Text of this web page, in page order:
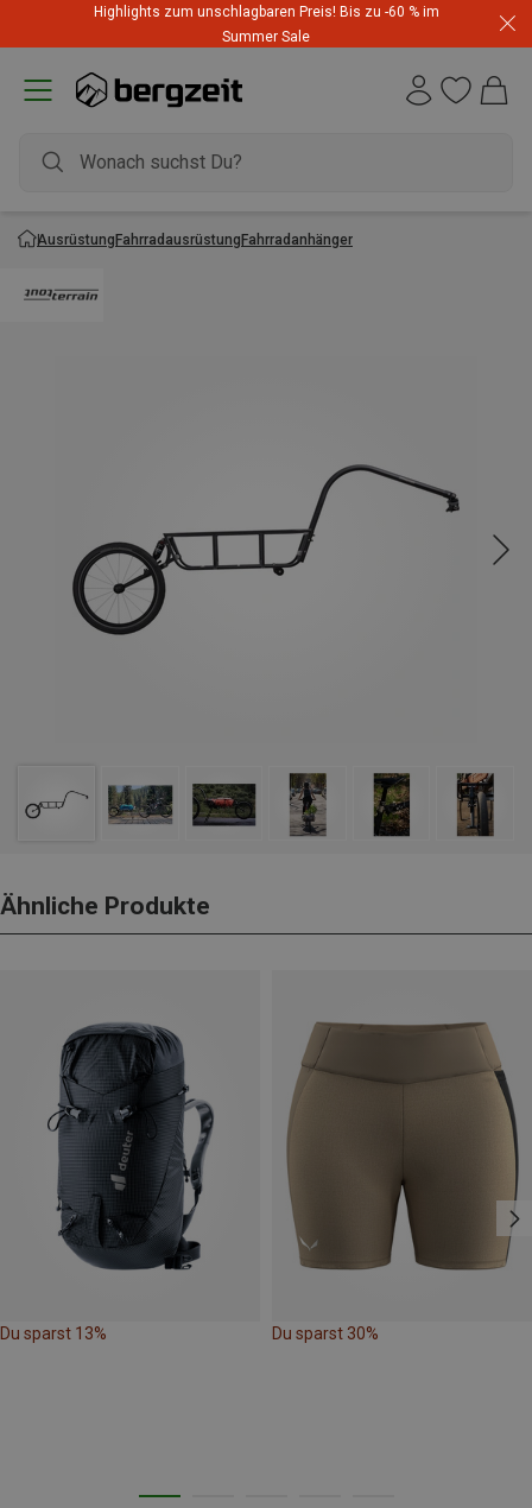
Highlights zum unschlagbaren Preis! Bis zu -60 % im
Summer Sale
AusrüstungFahrradausrüstungFahrradanhänger
Ähnliche Produkte
Du sparst 13% Du sparst 30%